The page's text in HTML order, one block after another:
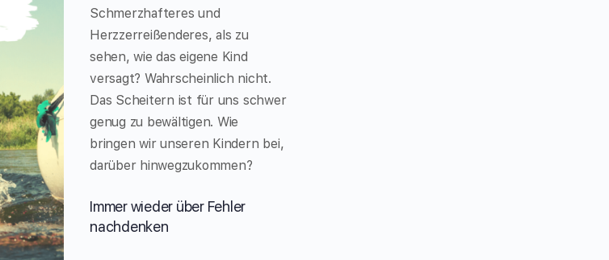
Schmerzhafteres und
Herzzerreißenderes, als zu
sehen, wie das eigene Kind
versagt? Wahrscheinlich nicht.
Das Scheitern ist für uns schwer
genug zu bewältigen. Wie
bringen wir unseren Kindern bei,
darüber hinwegzukommen?
Immer wieder über Fehler
nachdenken